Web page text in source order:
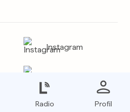
Instagram
Facebook
Radio Profil